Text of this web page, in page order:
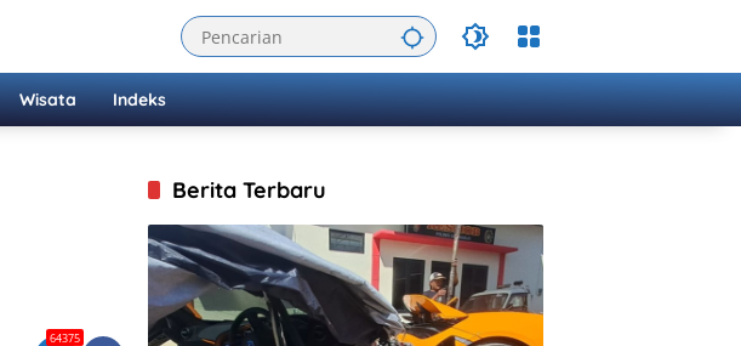
Wisata Indeks
64375
Berita Terbaru